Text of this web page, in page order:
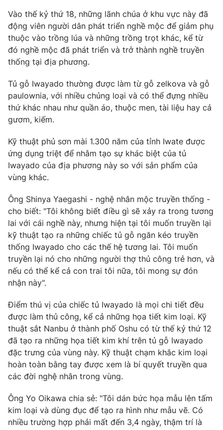
Video Shorts video
VTV Money
VTV Sức khoẻ Bất động sản
Thị trường 24h
VTV4 Vươn mình bằng AI
VTV9 VTV8
Liên hệ tòa soạn English
THỜI BÁO VTV
Theo dõi báo trên
Cơ quan chủ quản:Đài Truyền hình Việt Nam
Cơ quan báo chí:Thời báo VTV
Giấy phép hoạt động báo in và báo điện tử số 483/GP-BTTTT
cấp ngày 29/12/2023
Tổng Biên tập:
Vũ Thanh Thủy
Phó Tổng Biên tập:Nguyễn Thị Mỹ Hạnh, Phạm Quốc Thắng,
Nguyễn Trọng Ninh
Tổng đài VTV: 024.38 355 931 - 024.38 355 932
Vào thế kỷ thứ 18, những lãnh chúa ở khu vực này đã
động viên người dân phát triển nghề mộc để giảm phụ
thuộc vào trồng lúa và những trồng trọt khác, kể từ
đó nghề mộc đã phát triển và trở thành nghề truyền
thống tại địa phương.
Tủ gỗ Iwayado thường được làm từ gỗ zelkova và gỗ
paulownia, với nhiều chủng loại và có thể đựng nhiều
thứ khác nhau như quần áo, thuộc men, tài liệu hay cả
gươm, kiếm.
Kỹ thuật phủ sơn mài 1.300 năm của tỉnh Iwate được
ứng dụng triệt để nhằm tạo sự khác biệt của tủ
Iwayado của địa phương này so với sản phẩm của
vùng khác.
Ông Shinya Yaegashi - nghệ nhân mộc truyền thống -
cho biết: "Tôi không biết điều gì sẽ xảy ra trong tương
lai với cái nghề này, nhưng hiện tại tôi muốn truyền lại
kỹ thuật tạo ra những chiếc tủ gỗ ngăn kéo truyền
thống Iwayado cho các thế hệ tương lai. Tôi muốn
truyền lại nó cho những người thợ thủ công trẻ hơn, và
nếu có thể kể cả con trai tôi nữa, tôi mong sự đón
nhận này".
Điểm thú vị của chiếc tủ Iwayado là mọi chi tiết đều
được làm thủ công, kể cả những họa tiết kim loại. Kỹ
thuật sắt Nanbu ở thành phố Oshu có từ thế kỷ thứ 12
đã tạo ra những họa tiết kim khí trên tủ gỗ Iwayado
đặc trưng của vùng này. Kỹ thuật chạm khắc kim loại
hoàn toàn bằng tay được xem là bí quyết truyền qua
các đời nghệ nhân trong vùng.
Ông Yo Oikawa chia sẻ: "Tôi dán bức họa mẫu lên tấm
kim loại và dùng đục để tạo ra hình như mẫu vẽ. Có
nhiều trường hợp phải mất đến 3,4 ngày, thậm trí là